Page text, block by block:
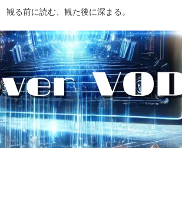
観る前に読む、観た後に深まる。